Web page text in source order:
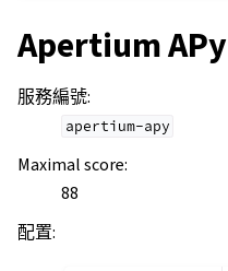
Apertium APy
服務編號:
apertium-apy
Maximal score:
88
配置: